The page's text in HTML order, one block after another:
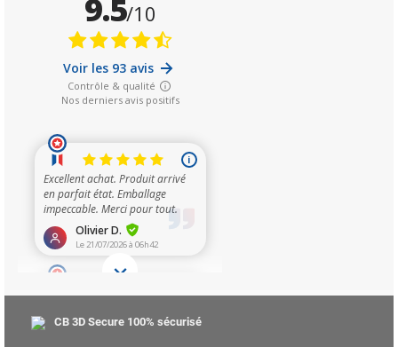
CB 3D Secure 100% sécurisé